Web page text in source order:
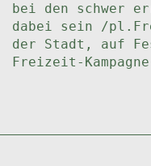
bei den schwer
dabei sein /
der Stadt, auf
Freizeit-